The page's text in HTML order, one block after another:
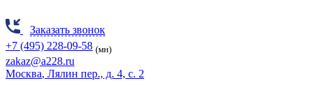
Заказать звонок
+7 (495) 228-09-58 (мн)
zakaz@a228.ru
Москва, Лялин пер., д. 4, с. 2